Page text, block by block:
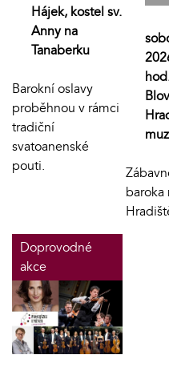
Hájek, kostel sv.
Anny na
Tanaberku
Barokní oslavy
proběhnou v rámci
tradiční
svatoanenské
pouti.
baroka
Doprovodné
akce